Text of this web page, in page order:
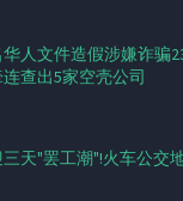
人文件造假涉嫌诈骗
查出5家空壳公司
天"罢工潮"!火车公交